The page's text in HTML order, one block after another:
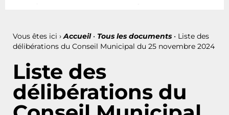
Vous êtes ici › Accueil• Tous les documents • Liste des
délibérations du Conseil Municipal du 25 novembre 2024
Liste des
délibérations du